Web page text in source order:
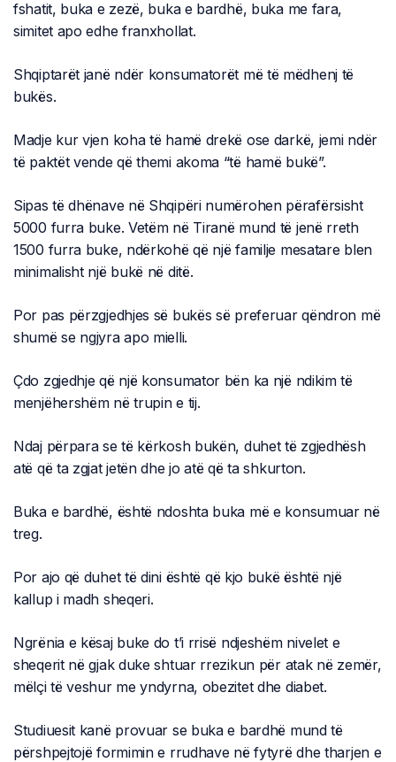
fshatit, buka e zezë, buka e bardhë, buka me fara,
simitet apo edhe franxhollat.
Shqiptarët janë ndër konsumatorët më të mëdhenj të
bukës.
Madje kur vjen koha të hamë drekë ose darkë, jemi ndër
të paktët vende që themi akoma “të hamë bukë”.
Sipas të dhënave në Shqipëri numërohen përafërsisht
5000 furra buke. Vetëm në Tiranë mund të jenë rreth
1500 furra buke, ndërkohë që një familje mesatare blen
minimalisht një bukë në ditë.
Por pas përzgjedhjes së bukës së preferuar qëndron më
shumë se ngjyra apo mielli.
Çdo zgjedhje që një konsumator bën ka një ndikim të
menjëhershëm në trupin e tij.
Ndaj përpara se të kërkosh bukën, duhet të zgjedhësh
atë që ta zgjat jetën dhe jo atë që ta shkurton.
Buka e bardhë, është ndoshta buka më e konsumuar në
treg.
Por ajo që duhet të dini është që kjo bukë është një
kallup i madh sheqeri.
Ngrënia e kësaj buke do t’i rrisë ndjeshëm nivelet e
sheqerit në gjak duke shtuar rrezikun për atak në zemër,
mëlçi të veshur me yndyrna, obezitet dhe diabet.
Studiuesit kanë provuar se buka e bardhë mund të
përshpejtojë formimin e rrudhave në fytyrë dhe tharjen e